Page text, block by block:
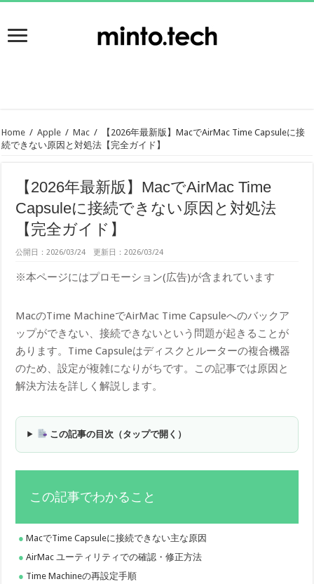
Home / Apple / Mac /
【2026年最新版】MacでAirMac Time Capsuleに接
続できない原因と対処法【完全ガイド】
【2026年最新版】MacでAirMac Time
Capsuleに接続できない原因と対処法
【完全ガイド】
公開日：2026/03/24 更新日：2026/03/24
※本ページにはプロモーション(広告)が含まれています
MacのTime MachineでAirMac Time Capsuleへのバックア
ップができない、接続できないという問題が起きることが
あります。Time Capsuleはディスクとルーターの複合機器
のため、設定が複雑になりがちです。この記事では原因と
解決方法を詳しく解説します。
この記事の目次（タップで開く）
この記事でわかること
MacでTime Capsuleに接続できない主な原因
AirMac ユーティリティでの確認・修正方法
Time Machineの再設定手順